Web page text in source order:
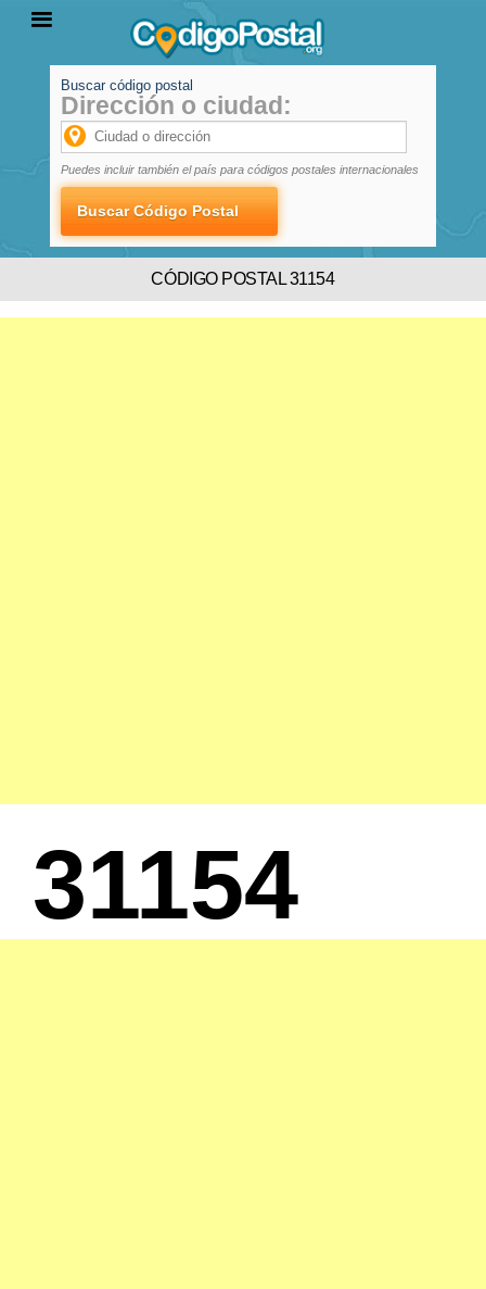
PROVINCIAS
LOCALIDADES
Buscar código postal
Dirección o ciudad:
Puedes incluir también el país para códigos postales internacionales
CÓDIGO POSTAL 31154
31154